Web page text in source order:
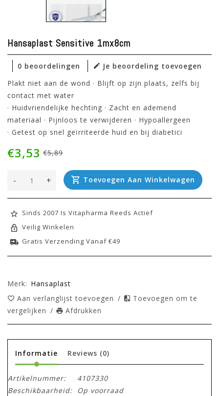
Hansaplast Sensitive 1mx8cm
0 beoordelingen
Je beoordeling toevoegen
Plakt niet aan de wond · Blijft op zijn plaats, zelfs bij
contact met water
· Huidvriendelijke hechting · Zacht en ademend
materiaal · Pijnloos te verwijderen · Hypoallergeen
· Getest op snel geïrriteerde huid en bij diabetici
€5,89
€3,53
+
- Toevoegen Aan Winkelwagen
Sinds 2007 Is Vitapharma Reeds Actief
Veilig Winkelen
Gratis Verzending Vanaf €49
Merk: Hansaplast
Aan verlanglijst toevoegen /
Toevoegen om te
vergelijken / Afdrukken
Informatie Reviews (0)
Artikelnummer:
4107330
Beschikbaarheid:
Op voorraad